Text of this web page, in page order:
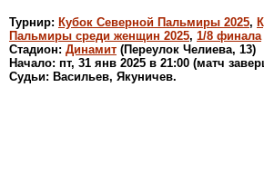
Турнир: Кубок Северной Пальмиры 2025,
Пальмиры среди женщин 2025, 1/8 финала
Стадион: Динамит (Переулок Челиева, 13)
Начало: пт, 31 янв 2025 в 21:00 (матч
Судьи: Васильев, Якуничев.